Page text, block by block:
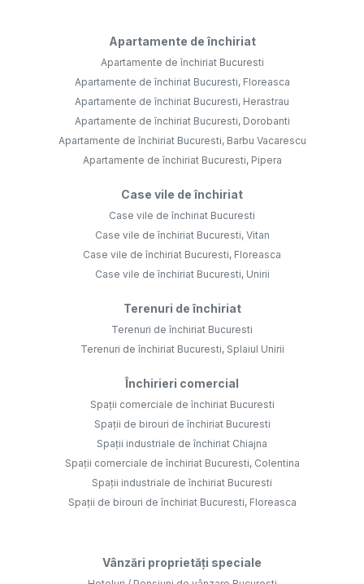
Apartamente de închiriat
Apartamente de închiriat Bucuresti
Apartamente de închiriat Bucuresti, Floreasca
Apartamente de închiriat Bucuresti, Herastrau
Apartamente de închiriat Bucuresti, Dorobanti
Apartamente de închiriat Bucuresti, Barbu Vacarescu
Apartamente de închiriat Bucuresti, Pipera
Case vile de închiriat
Case vile de închiriat Bucuresti
Case vile de închiriat Bucuresti, Vitan
Case vile de închiriat Bucuresti, Floreasca
Case vile de închiriat Bucuresti, Unirii
Terenuri de închiriat
Terenuri de închiriat Bucuresti
Terenuri de închiriat Bucuresti, Splaiul Unirii
Închirieri comercial
Spații comerciale de închiriat Bucuresti
Spații de birouri de închiriat Bucuresti
Spații industriale de închiriat Chiajna
Spații comerciale de închiriat Bucuresti, Colentina
Spații industriale de închiriat Bucuresti
Spații de birouri de închiriat Bucuresti, Floreasca
Vânzări proprietăți speciale